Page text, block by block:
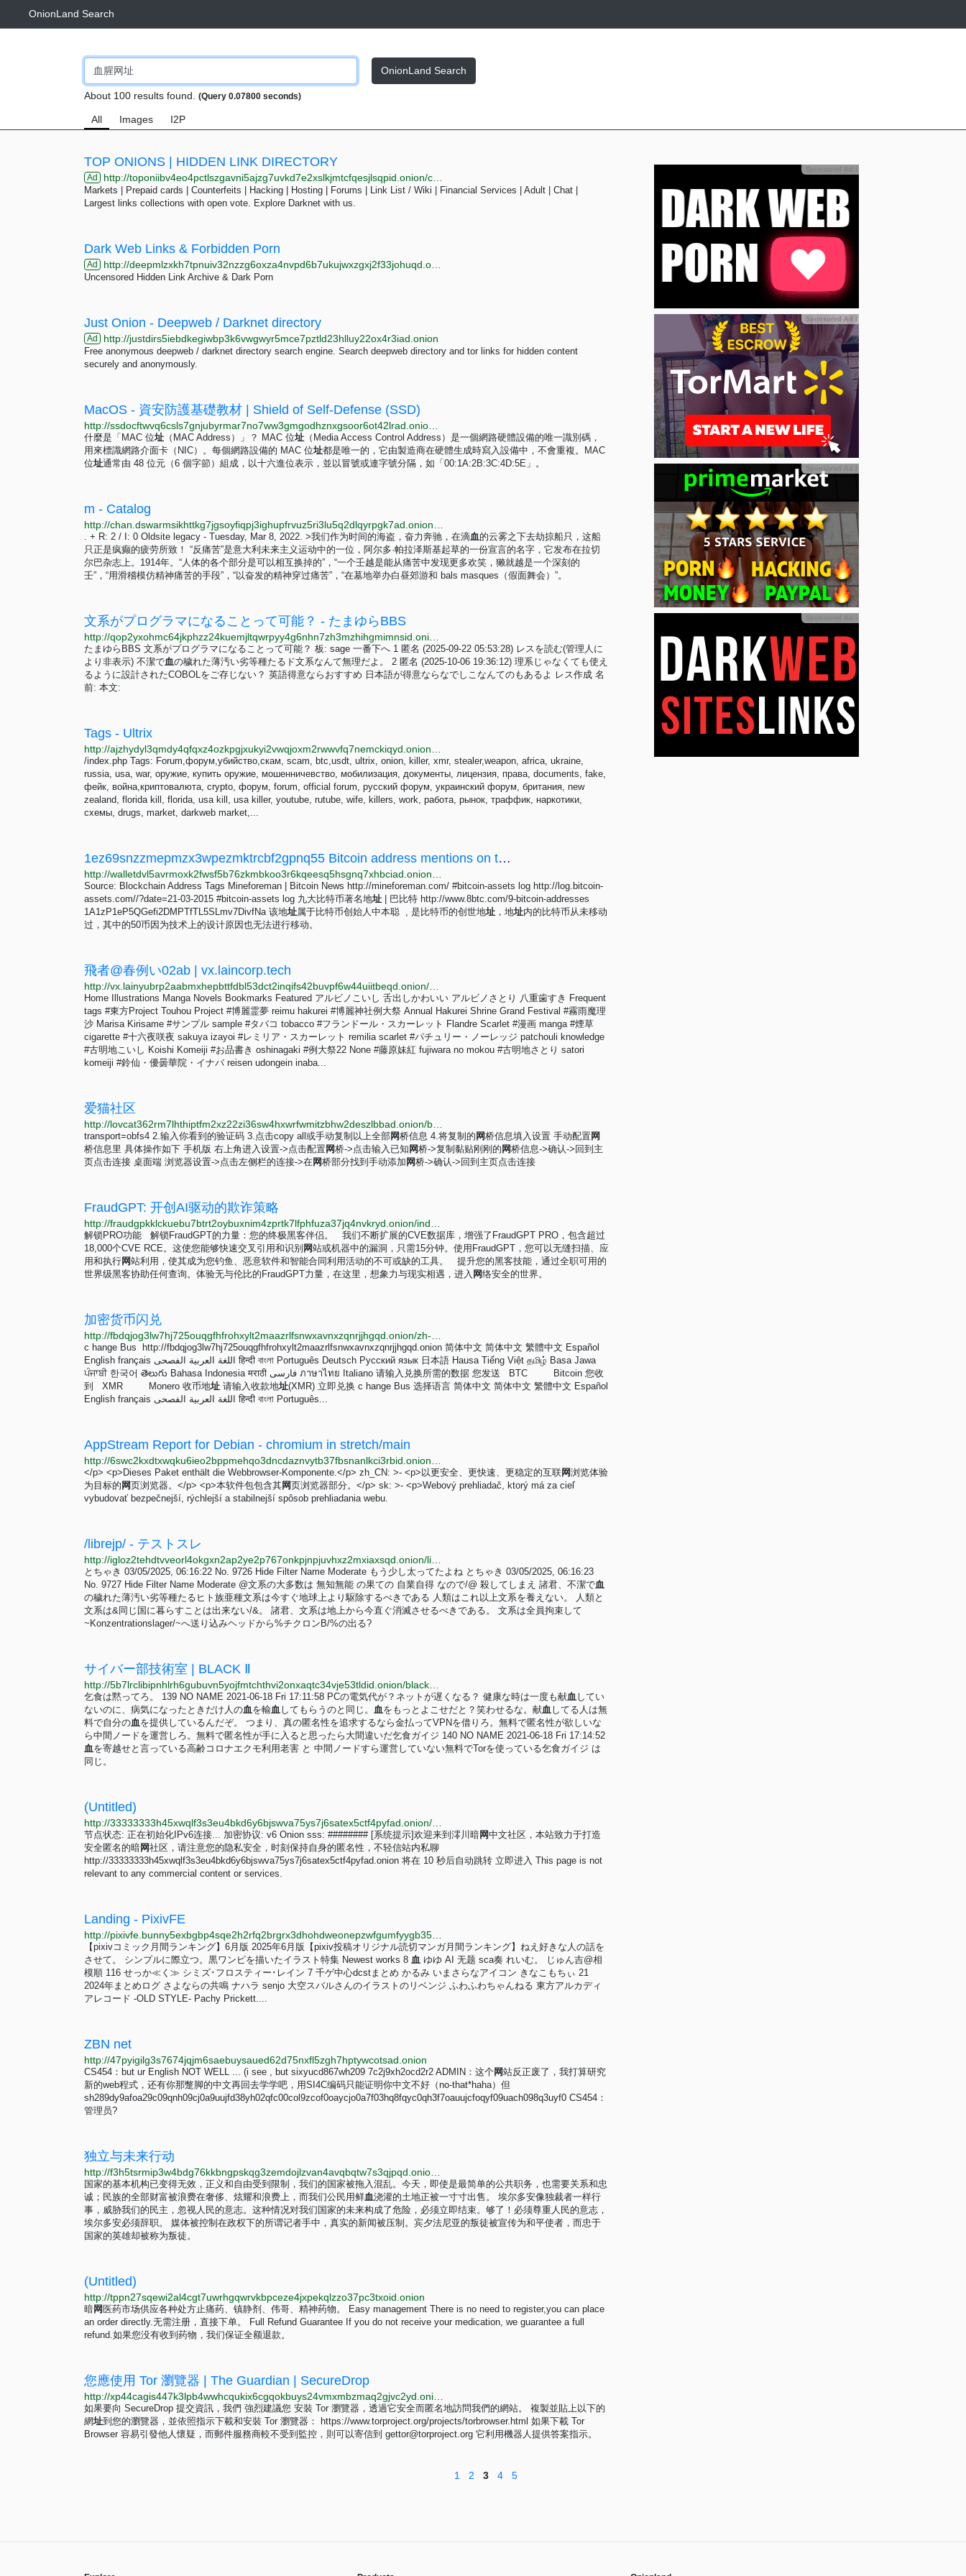
OnionLand Search
OnionLand Search
About 100 results found. (Query 0.07800 seconds)
All Images I2P
TOP ONIONS | HIDDEN LINK DIRECTORY
Ad http://toponiibv4eo4pctlszgavni5ajzg7uvkd7e2xslkjmtcfqesjlsqpid.onion/cat.php?cat=markets&page=7
Markets | Prepaid cards | Counterfeits | Hacking | Hosting | Forums | Link List / Wiki | Financial Services | Adult | Chat |
Largest links collections with open vote. Explore Darknet with us.
Dark Web Links & Forbidden Porn
Ad http://deepmlzxkh7tpnuiv32nzzg6oxza4nvpd6b7ukujwxzgxj2f33johuqd.onion
Uncensored Hidden Link Archive & Dark Porn
Just Onion - Deepweb / Darknet directory
Ad http://justdirs5iebdkegiwbp3k6vwgwyr5mce7pztld23hlluy22ox4r3iad.onion
Free anonymous deepweb / darknet directory search engine. Search deepweb directory and tor links for hidden content
securely and anonymously.
MacOS - 資安防護基礎教材 | Shield of Self-Defense (SSD)
什麼是「MAC 位址 （MAC Address）」？ MAC 位址 （Media Access Control Address）是一個網路硬體設備的唯一識別碼，
用來標識網路介面卡（NIC）。每個網路設備的 MAC 位址都是唯一的，它由製造商在硬體生成時寫入設備中，不會重複。MAC
位址通常由 48 位元（6 個字節）組成，以十六進位表示，並以冒號或連字號分隔，如「00:1A:2B:3C:4D:5E」。
m - Catalog
. + R: 2 / I: 0 Oldsite legacy - Tuesday, Mar 8, 2022. >我们作为时间的海盗，奋力奔驰，在滴血的云雾之下去劫掠船只，这船
只正是疯癫的疲劳所致！ “反痛苦”是意大利未来主义运动中的一位，阿尔多·帕拉泽斯基起草的一份宣言的名字，它发布在拉切
尔巴杂志上。1914年。“人体的各个部分是可以相互换掉的”，“一个壬越是能从痛苦中发现更多欢笑，獭就越是一个深刻的
壬”，“用滑稽模仿精神痛苦的手段”，“以奋发的精神穿过痛苦”，“在墓地举办白昼郊游和 bals masques（假面舞会）”。
文系がプログラマになることって可能？ - たまゆらBBS
たまゆらBBS 文系がプログラマになることって可能？ 板: sage 一番下へ 1 匿名 (2025-09-22 05:53:28) レスを読む(管理人に
より非表示) 不潔で血の穢れた薄汚い劣等種たるド文系なんて無理だよ。 2 匿名 (2025-10-06 19:36:12) 理系じゃなくても使え
るように設計されたCOBOLをご存じない？ 英語得意ならおすすめ 日本語が得意ならなでしこなんてのもあるよ レス作成 名
前: 本文:
Tags - Ultrix
/index.php Tags: Forum,форум,убийство,скам, scam, btc,usdt, ultrix, onion, killer, xmr, stealer,weapon, africa, ukraine,
russia, usa, war, оружие, купить оружие, мошенничевство, мобилизация, документы, лицензия, права, documents, fake,
фейк, война,криптовалюта, crypto, форум, forum, official forum, русский форум, украинский форум, британия, new
zealand, florida kill, florida, usa kill, usa killer, youtube, rutube, wife, killers, work, работа, рынок, траффик, наркотики,
схемы, drugs, market, darkweb market,...
1ez69snzzmepmzx3wpezmktrcbf2gpnq55 Bitcoin address mentions on the internet
Source: Blockchain Address Tags Mineforeman | Bitcoin News http://mineforeman.com/ #bitcoin-assets log http://log.bitcoin-
assets.com//?date=21-03-2015 #bitcoin-assets log 九大比特币著名地址 | 巴比特 http://www.8btc.com/9-bitcoin-addresses
1A1zP1eP5QGefi2DMPTfTL5SLmv7DivfNa 该地址属于比特币创始人中本聪 , 是比特币的创世地址 ，地址内的比特币从未移动
过，其中的50币因为技术上的设计原因也无法进行移动。
飛者@春例い02ab | vx.laincorp.tech
Home Illustrations Manga Novels Bookmarks Featured アルビノこいし 舌出しかわいい アルビノさとり 八重歯すき Frequent
tags #東方Project Touhou Project #博麗霊夢 reimu hakurei #博麗神社例大祭 Annual Hakurei Shrine Grand Festival #霧雨魔理
沙 Marisa Kirisame #サンプル sample #タバコ tobacco #フランドール・スカーレット Flandre Scarlet #漫画 manga #煙草
cigarette #十六夜咲夜 sakuya izayoi #レミリア・スカーレット remilia scarlet #パチュリー・ノーレッジ patchouli knowledge
#古明地こいし Koishi Komeiji #お品書き oshinagaki #例大祭22 None #藤原妹紅 fujiwara no mokou #古明地さとり satori
komeiji #鈴仙・優曇華院・イナバ reisen udongein inaba...
爱猫社区
transport=obfs4 2.输入你看到的验证码 3.点击copy all或手动复制以上全部网桥信息 4.将复制的 网桥信息填入设置 手动配置网
桥信息里 具体操作如下 手机版 右上角进入设置->点击配置网桥->点击输入已知 网桥->复制黏贴刚刚的 网桥信息->确认->回到主
页点击连接 桌面端 浏览器设置->点击左侧栏的连接->在网桥部分找到手动添加 网桥->确认->回到主页点击连接
FraudGPT: 开创AI驱动的欺诈策略
解锁PRO功能 解锁FraudGPT的力量：您的终极黑客伴侣。 我们不断扩展的CVE数据库，增强了FraudGPT PRO，包含超过
18,000个CVE RCE。这使您能够快速交叉引用和识别 网站或机器中的漏洞，只需15分钟。使用FraudGPT，您可以无缝扫描、应
用和执行网站利用，使其成为您钓鱼、恶意软件和智能合同利用活动的不可或缺的工具。 提升您的黑客技能，通过全职可用的
世界级黑客协助任何查询。体验无与伦比的FraudGPT力量，在这里，想象力与现实相遇，进入 网络安全的世界。
加密货币闪兑
c hange Bus http://fbdqjog3lw7hj725ouqgfhfrohxylt2maazrlfsnwxavnxzqnrjjhgqd.onion 简体中文 简体中文 繁體中文 Español
English français اللغة العربية الفصحى हिन्दी বাংলা Português Deutsch Русский язык 日本語 Hausa Tiếng Việt தமிழ் Basa Jawa
ਪੰਜਾਬੀ 한국어 తెలుగు Bahasa Indonesia मराठी فارسی ภาษาไทย Italiano 请输入兑换所需的数据 您发送 BTC Bitcoin 您收
到 XMR Monero 收币地址 请输入收款地址(XMR) 立即兑换 c hange Bus 选择语言 简体中文 简体中文 繁體中文 Español
English français اللغة العربية الفصحى हिन्दी বাংলা Português...
AppStream Report for Debian - chromium in stretch/main
</p> <p>Dieses Paket enthält die Webbrowser-Komponente.</p> zh_CN: >- <p>以更安全、更快速、更稳定的互联网浏览体验
为目标的 网页浏览器。</p> <p>本软件包包含其网页浏览器部分。</p> sk: >- <p>Webový prehliadač, ktorý má za cieľ
vybudovať bezpečnejší, rýchlejší a stabilnejší spôsob prehliadania webu.
/librejp/ - テストスレ
とちゃき 03/05/2025, 06:16:22 No. 9726 Hide Filter Name Moderate もう少し太ってたよね とちゃき 03/05/2025, 06:16:23
No. 9727 Hide Filter Name Moderate @文系の大多数は 無知無能 の果ての 自業自得 なので/@ 殺してしまえ 諸君、不潔で血
の穢れた薄汚い劣等種たるヒト族亜種文系は今すぐ地球上より駆除するべきである 人類はこれ以上文系を養えない。 人類と
文系は&同じ国に暮らすことは出来ない/&。 諸君、文系は地上から今直ぐ消滅させるべきである。 文系は全員拘束して
~Konzentrationslager/~へ送り込みヘッドから%チクロンB/%の出る?
サイバー部技術室 | BLACK Ⅱ
乞食は黙ってろ。 139 NO NAME 2021-06-18 Fri 17:11:58 PCの電気代が？ネットが遅くなる？ 健康な時は一度も献血してい
ないのに、病気になったときだけ人の血を輸血してもらうのと同じ。 血をもっとよこせだと？笑わせるな。献血してる人は無
料で自分の血を提供しているんだぞ。 つまり、真の匿名性を追求するなら金払ってVPNを借りろ。無料で匿名性が欲しいな
ら中間ノードを運営しろ。無料で匿名性が手に入ると思ったら大間違いだ乞食ガイジ 140 NO NAME 2021-06-18 Fri 17:14:52
血を寄越せと言っている高齢コロナエクモ利用老害 と 中間ノードすら運営していない無料でTorを使っている乞食ガイジ は
同じ。
(Untitled)
节点状态: 正在初始化IPv6连接... 加密协议: v6 Onion sss: ######## [系统提示]欢迎来到澪川暗网中文社区，本站致力于打造
安全匿名的暗网社区，请注意您的隐私安全，时刻保持自身的匿名性，不轻信站内私聊
http://33333333h45xwqlf3s3eu4bkd6y6bjswva75ys7j6satex5ctf4pyfad.onion 将在 10 秒后自动跳转 立即进入 This page is not
relevant to any commercial content or services.
Landing - PixivFE
【pixivコミック月間ランキング】6月版 2025年6月版【pixiv投稿オリジナル読切マンガ月間ランキング】ねえ好きな人の話を
させて。 シンプルに際立つ。黒ワンピを描いたイラスト特集 Newest works 8 血 ゆゆ AI 无题 sca奏 れいむ。 じゅん吉@相
模順 116 せっか≪く≫ シミズ･フロスティー･レイン 7 千ゲ中心dcstまとめ かるみ いまさらなアイコン きなこもちぃ 21
2024年まとめログ さよならの共鳴 ナハラ senjo 大空スバルさんのイラストのリベンジ ふわふわちゃんねる 東方アルカディ
アレコード -OLD STYLE- Pachy Prickett....
ZBN net
http://47pyigilg3s7674jqjm6saebuysaued62d75nxfl5zgh7hptywcotsad.onion
CS454：but ur English NOT WELL ... (i see , but sixyucd867wh209 7c2j9xh2ocd2r2 ADMIN：这个网站反正废了，我打算研究
新的web程式，还有你那蹩脚的中文再回去学学吧，用SI4C编码只能证明你中文不好（no-that*haha）但
sh289dy9afoa29c09qnh09cj0a9uujfd38yh02qfc00col9zcof0oaycjo0a7f03hq8fqyc0qh3f7oauujcfoqyf09uach098q3uyf0 CS454：
管理员?
独立与未来行动
国家的基本机构已变得无效，正义和自由受到限制，我们的国家被拖入混乱。今天，即使是最简单的公共职务，也需要关系和忠
诚；民族的全部财富被浪费在奢侈、炫耀和浪费上，而我们公民用鲜血浇灌的土地正被一寸寸出售。 埃尔多安像独裁者一样行
事，威胁我们的民主，忽视人民的意志。这种情况对我们国家的未来构成了危险，必须立即结束。够了！必须尊重人民的意志，
埃尔多安必须辞职。 媒体被控制在政权下的所谓记者手中，真实的新闻被压制。宾夕法尼亚的叛徒被宣传为和平使者，而忠于
国家的英雄却被称为叛徒。
(Untitled)
http://tppn27sqewi2al4cgt7uwrhgqwrvkbpceze4jxpekqlzzo37pc3txoid.onion
暗网 医药市场供应各种处方止痛药、镇静剂、伟哥、精神药物。 Easy management There is no need to register,you can place
an order directly.无需注册，直接下单。 Full Refund Guarantee If you do not receive your medication, we guarantee a full
refund.如果您没有收到药物，我们保证全额退款。
您應使用 Tor 瀏覽器 | The Guardian | SecureDrop
如果要向 SecureDrop 提交資訊，我們 強烈建議您 安裝 Tor 瀏覽器，透過它安全而匿名地訪問我們的網站。 複製並貼上以下的
網址到您的瀏覽器，並依照指示下載和安裝 Tor 瀏覽器： https://www.torproject.org/projects/torbrowser.html 如果下載 Tor
Browser 容易引發他人懷疑，而郵件服務商較不受到監控，則可以寄信到 gettor@torproject.org 它利用機器人提供答案指示。
Sponsored Ad ℹ
Sponsored Ad
1 2 3 4 5